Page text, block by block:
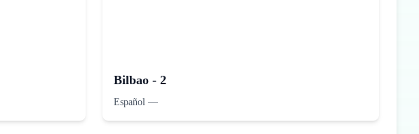
Bilbao - 2
Español —